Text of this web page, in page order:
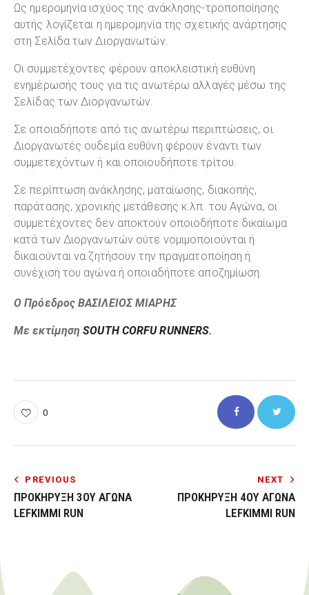
Ως ημερομηνία ισχύος της ανάκλησης-τροποποίησης
αυτής λογίζεται η ημερομηνία της σχετικής ανάρτησης
στη Σελίδα των Διοργανωτών.
Οι συμμετέχοντες φέρουν αποκλειστική ευθύνη
ενημέρωσής τους για τις ανωτέρω αλλαγές μέσω της
Σελίδας των Διοργανωτών.
Σε οποιαδήποτε από τις ανωτέρω περιπτώσεις, οι
Διοργανωτές ουδεμία ευθύνη φέρουν έναντι των
συμμετεχόντων ή και οποιουδήποτε τρίτου.
Σε περίπτωση ανάκλησης, ματαίωσης, διακοπής,
παράτασης, χρονικής μετάθεσης κ.λπ. του Αγώνα, οι
συμμετέχοντες δεν αποκτούν οποιοδήποτε δικαίωμα
κατά των Διοργανωτών ούτε νομιμοποιούνται ή
δικαιούνται να ζητήσουν την πραγματοποίηση ή
συνέχισή του αγώνα ή οποιαδήποτε αποζημίωση.
Ο Πρόεδρος ΒΑΣΙΛΕΙΟΣ ΜΙΑΡΗΣ
Με εκτίμησηSOUTH CORFU RUNNERS.
0
PREVIOUS
ΠΡΟΚΉΡΥΞΗ 3ΟΥ ΑΓΏΝΑ
LEFKIMMI RUN
NEXT
ΠΡΟΚΉΡΥΞΗ 4ΟΥ ΑΓΏΝΑ
LEFKIMMI RUN